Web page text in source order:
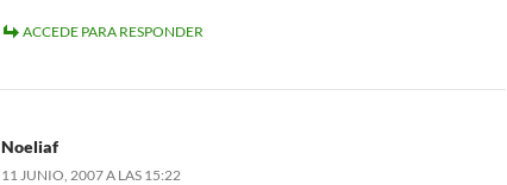
ACCEDE PARA RESPONDER
Noeliaf
11 JUNIO, 2007 A LAS 15:22